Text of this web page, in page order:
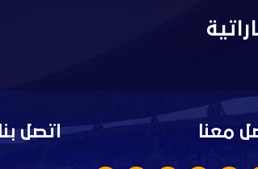
معنا اتصل